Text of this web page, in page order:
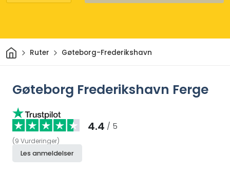
HjemRuter Gøteborg-Frederikshavn
Gøteborg Frederikshavn Ferge
4.4 / 5
(9 Vurderinger)
Les anmeldelser